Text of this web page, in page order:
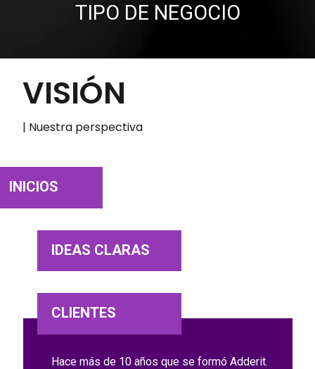
TIPO DE NEGOCIO
VISIÓN
| Nuestra perspectiva
INICIOS
IDEAS CLARAS
CLIENTES
Hace más de 10 años que se formó Adderit.